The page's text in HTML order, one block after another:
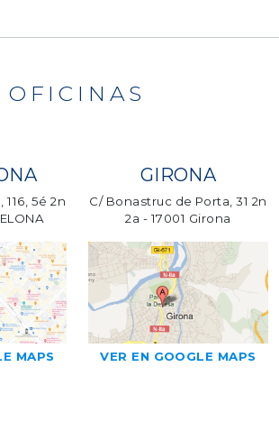
OFICINAS
5é 2n
MAPS
GIRONA
C/ Bonastruc de Porta, 31 2n
2a - 17001 Girona
VER EN GOOGLE MAPS